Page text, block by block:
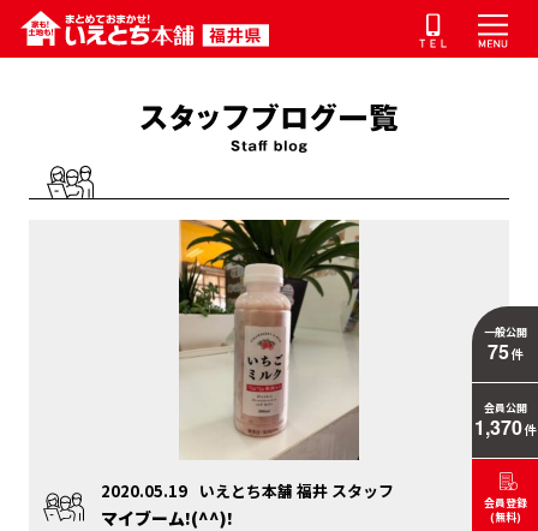
2020.05.19 いえとち本舗 福井 スタッフ
マイブーム!(^^)!
一般公開
75件
会員公開
1,370件
会員登録
(無料)